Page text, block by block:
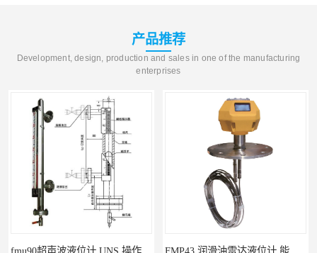
产品推荐
Development, design, production and sales in one of the manufacturing
enterprises